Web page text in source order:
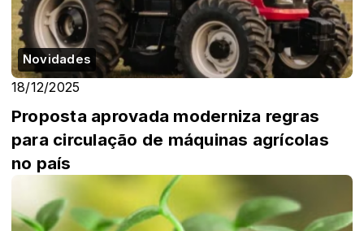
Novidades
18/12/2025
Proposta aprovada moderniza regras
para circulação de máquinas agrícolas
no país